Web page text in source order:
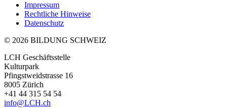
Impressum
Rechtliche Hinweise
Datenschutz
© 2026 BILDUNG SCHWEIZ
LCH Geschäftsstelle
Kulturpark
Pfingstweidstrasse 16
8005 Zürich
+41 44 315 54 54
info@LCH.ch